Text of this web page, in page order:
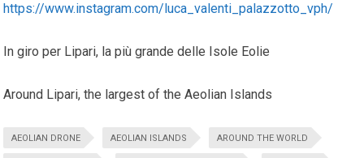
https://www.instagram.com/luca_valenti_palazzotto_vph/
In giro per Lipari, la più grande delle Isole Eolie
Around Lipari, the largest of the Aeolian Islands
AEOLIAN DRONE AEOLIAN ISLANDS AROUND THE WORLD